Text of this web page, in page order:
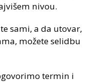
nivou.
sami, a da utovar,
možete selidbu
termin i